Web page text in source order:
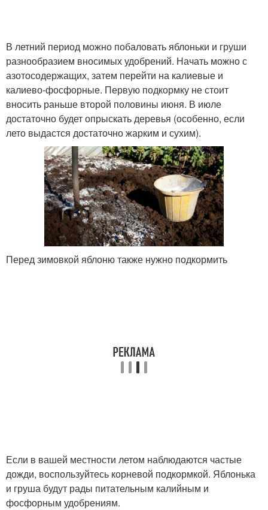
В летний период можно побаловать яблоньки и груши
разнообразием вносимых удобрений. Начать можно с
азотосодержащих, затем перейти на калиевые и
калиево-фосфорные. Первую подкормку не стоит
вносить раньше второй половины июня. В июле
достаточно будет опрыскать деревья (особенно, если
лето выдастся достаточно жарким и сухим).
Перед зимовкой яблоню также нужно подкормить
Если в вашей местности летом наблюдаются частые
дожди, воспользуйтесь корневой подкормкой. Яблонька
и груша будут рады питательным калийным и
фосфорным удобрениям.